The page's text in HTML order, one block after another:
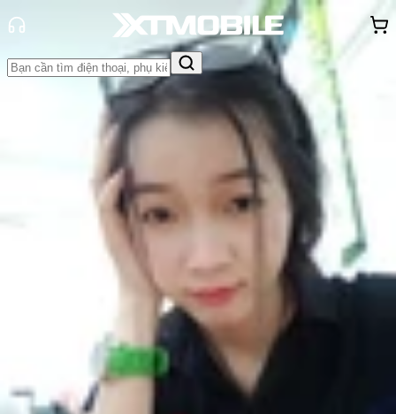
Trang chủ
Đánh Giá - Trên Tay So SánhTư vấn
Khuyến
Thủ thuậtHỏi đápApp - GameThông báo
Khách
hàng - Sự kiện
Xiaomi Mi 11 xuất sắc trở thành điện
thoại Android mạnh nhất tháng 12
Nguyễn Phan Thảo Nguyên
Ngày đăng:06/01/2021